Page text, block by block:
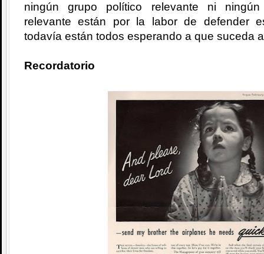
ningún grupo político relevante ni
relevante están por la labor de defender
todavía están todos esperando a que suceda
Recordatorio